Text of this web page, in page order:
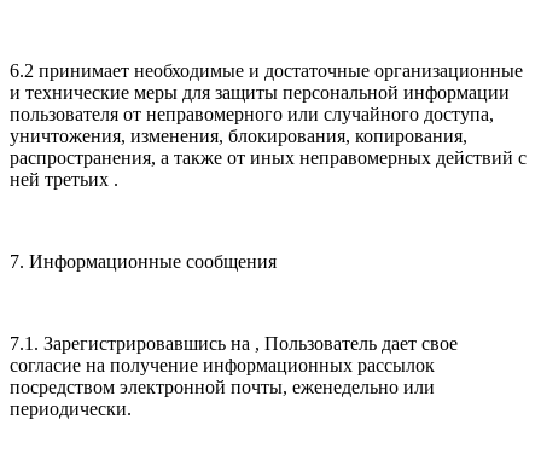
6.2 принимает необходимые и достаточные организационные
и технические меры для защиты персональной информации
пользователя от неправомерного или случайного доступа,
уничтожения, изменения, блокирования, копирования,
распространения, а также от иных неправомерных действий с
ней третьих .
7. Информационные сообщения
7.1. Зарегистрировавшись на , Пользователь дает свое
согласие на получение информационных рассылок
посредством электронной почты, еженедельно или
периодически.